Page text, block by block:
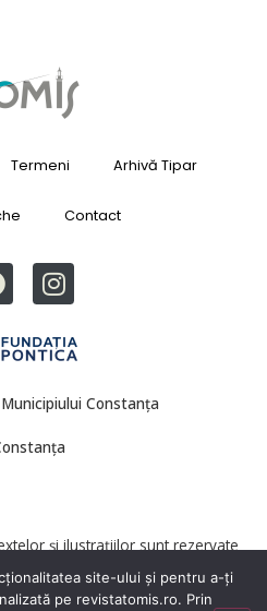
Termeni Arhivă Tipar
Contact
Constanța
și ilustrațiilor sunt rezervate
sau parțială este interzisă fără
redacției.
site-ului și pentru a-ți
pe revistatomis.ro. Prin